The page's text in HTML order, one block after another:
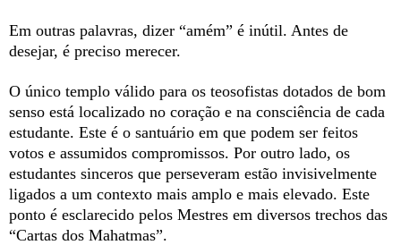
Em outras palavras, dizer “amém” é inútil. Antes de
desejar, é preciso merecer.
O único templo válido para os teosofistas dotados de bom
senso está localizado no coração e na consciência de cada
estudante. Este é o santuário em que podem ser feitos
votos e assumidos compromissos. Por outro lado, os
estudantes sinceros que perseveram estão invisivelmente
ligados a um contexto mais amplo e mais elevado. Este
ponto é esclarecido pelos Mestres em diversos trechos das
“Cartas dos Mahatmas”.